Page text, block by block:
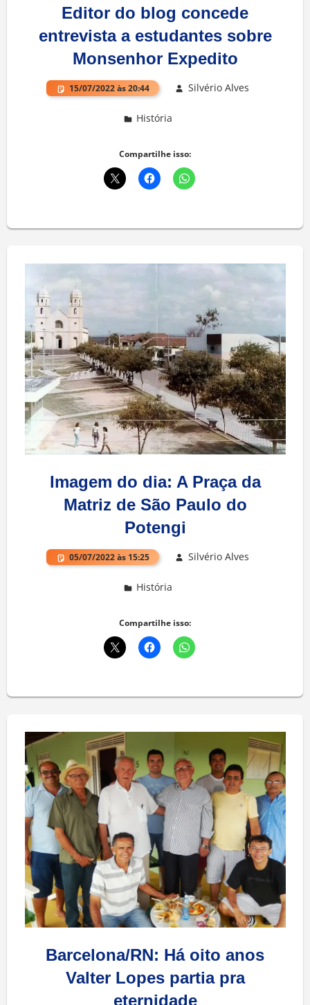
Editor do blog concede
entrevista a estudantes sobre
Monsenhor Expedito
15/07/2022 às 20:44 Silvério Alves
História
Compartilhe isso:
Imagem do dia: A Praça da
Matriz de São Paulo do
Potengi
05/07/2022 às 15:25 Silvério Alves
História
Compartilhe isso:
Barcelona/RN: Há oito anos
Valter Lopes partia pra
eternidade